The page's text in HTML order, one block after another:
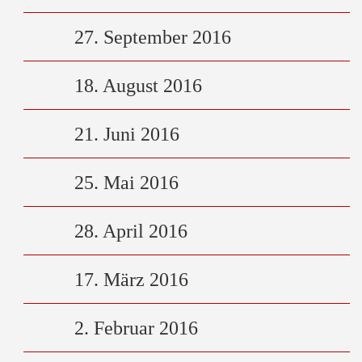
27. September 2016
18. August 2016
21. Juni 2016
25. Mai 2016
28. April 2016
17. März 2016
2. Februar 2016